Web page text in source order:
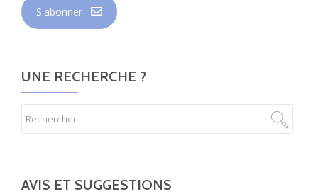
S'abonner
UNE RECHERCHE ?
AVIS ET SUGGESTIONS